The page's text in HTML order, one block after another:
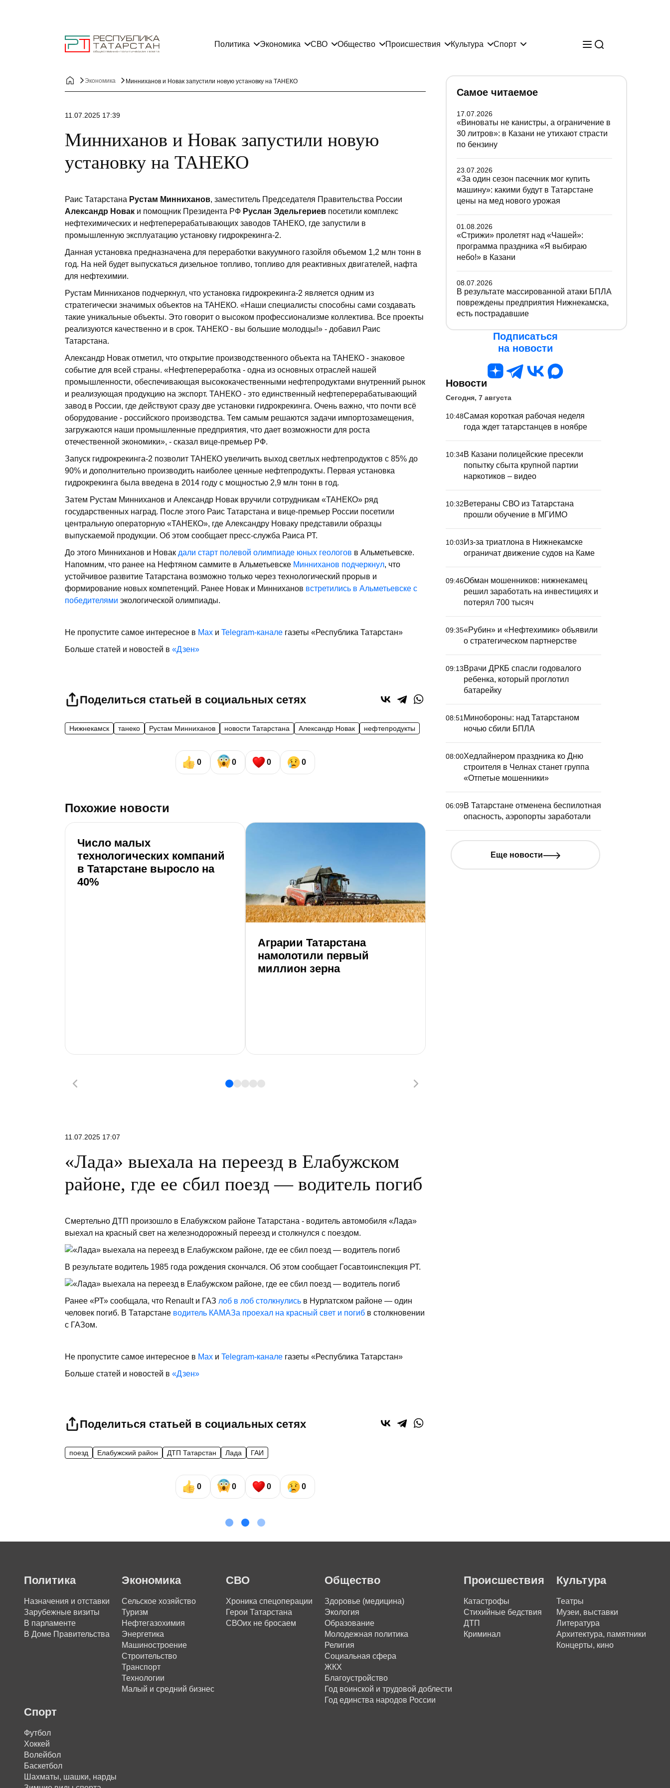
Политика Экономика СВО Общество Происшествия Культура Спорт
Экономика Минниханов и Новак запустили новую установку на ТАНЕКО
11.07.2025 17:39
Минниханов и Новак запустили новую
установку на ТАНЕКО
Раис Татарстана Рустам Минниханов, заместитель Председателя Правительства России
Александр Новак и помощник Президента РФ Руслан Эдельгериев посетили комплекс
нефтехимических и нефтеперерабатывающих заводов ТАНЕКО, где запустили в
промышленную эксплуатацию установку гидрокрекинга-2.
Данная установка предназначена для переработки вакуумного газойля объемом 1,2 млн тонн в
год. На ней будет выпускаться дизельное топливо, топливо для реактивных двигателей, нафта
для нефтехимии.
Рустам Минниханов подчеркнул, что установка гидрокрекинга-2 является одним из
стратегически значимых объектов на ТАНЕКО. «Наши специалисты способны сами создавать
такие уникальные объекты. Это говорит о высоком профессионализме коллектива. Все проекты
реализуются качественно и в срок. ТАНЕКО - вы большие молодцы!» - добавил Раис
Татарстана.
Александр Новак отметил, что открытие производственного объекта на ТАНЕКО - знаковое
событие для всей страны. «Нефтепереработка - одна из основных отраслей нашей
промышленности, обеспечивающая высококачественными нефтепродуктами внутренний рынок
и реализующая продукцию на экспорт. ТАНЕКО - это единственный нефтеперерабатывающий
завод в России, где действуют сразу две установки гидрокрекинга. Очень важно, что почти всё
оборудование - российского производства. Тем самым решаются задачи импортозамещения,
загружаются наши промышленные предприятия, что дает возможности для роста
отечественной экономики», - сказал вице-премьер РФ.
Запуск гидрокрекинга-2 позволит ТАНЕКО увеличить выход светлых нефтепродуктов с 85% до
90% и дополнительно производить наиболее ценные нефтепродукты. Первая установка
гидрокрекинга была введена в 2014 году с мощностью 2,9 млн тонн в год.
Затем Рустам Минниханов и Александр Новак вручили сотрудникам «ТАНЕКО» ряд
государственных наград. После этого Раис Татарстана и вице-премьер России посетили
центральную операторную «ТАНЕКО», где Александру Новаку представили образцы
выпускаемой продукции. Об этом сообщает пресс-служба Раиса РТ.
До этого Минниханов и Новак дали старт полевой олимпиаде юных геологов в Альметьевске.
Напомним, что ранее на Нефтяном саммите в Альметьевске Минниханов подчеркнул, что
устойчивое развитие Татарстана возможно только через технологический прорыв и
формирование новых компетенций. Ранее Новак и Минниханов встретились в Альметьевске с
победителями экологической олимпиады.
Не пропустите самое интересное в Max и Telegram-канале газеты «Республика Татарстан»
Больше статей и новостей в «Дзен»
Поделиться статьей в социальных сетях
Нижнекамск танеко Рустам Минниханов новости Татарстана Александр Новак нефтепродукты
0 0 0 0
Похожие новости
Число малых
технологических компаний
в Татарстане выросло на
40%
Аграрии Татарстана
намолотили первый
миллион зерна
Для реконструкции дороги
в Тюлячинском районе
планируют изъять два
11.07.2025 17:07
«Лада» выехала на переезд в Елабужском
районе, где ее сбил поезд — водитель погиб
Смертельно ДТП произошло в Елабужском районе Татарстана - водитель автомобиля «Лада»
выехал на красный свет на железнодорожный переезд и столкнулся с поездом.
В результате водитель 1985 года рождения скончался. Об этом сообщает Госавтоинспекция РТ.
Ранее «РТ» сообщала, что Renault и ГАЗ лоб в лоб столкнулись в Нурлатском районе — один
человек погиб. В Татарстане водитель КАМАЗа проехал на красный свет и погиб в столкновении
с ГАЗом.
Не пропустите самое интересное в Max и Telegram-канале газеты «Республика Татарстан»
Больше статей и новостей в «Дзен»
Поделиться статьей в социальных сетях
поезд Елабужский район ДТП Татарстан Лада ГАИ
0 0 0 0
Самое читаемое
17.07.2026
«Виноваты не канистры, а ограничение в
30 литров»: в Казани не утихают страсти
по бензину
23.07.2026
«За один сезон пасечник мог купить
машину»: какими будут в Татарстане
цены на мед нового урожая
01.08.2026
«Стрижи» пролетят над «Чашей»:
программа праздника «Я выбираю
небо!» в Казани
08.07.2026
В результате массированной атаки БПЛА
повреждены предприятия Нижнекамска,
есть пострадавшие
Подписаться
на новости
Новости
Сегодня, 7 августа
10:48Самая короткая рабочая неделя
года ждет татарстанцев в ноябре
10:34В Казани полицейские пресекли
попытку сбыта крупной партии
наркотиков – видео
10:32Ветераны СВО из Татарстана
прошли обучение в МГИМО
10:03Из-за триатлона в Нижнекамске
ограничат движение судов на Каме
09:46Обман мошенников: нижнекамец
решил заработать на инвестициях и
потерял 700 тысяч
09:35«Рубин» и «Нефтехимик» объявили
о стратегическом партнерстве
09:13Врачи ДРКБ спасли годовалого
ребенка, который проглотил
батарейку
08:51 Минобороны: над Татарстаном
ночью сбили БПЛА
08:00Хедлайнером праздника ко Дню
строителя в Челнах станет группа
«Отпетые мошенники»
06:09В Татарстане отменена беспилотная
опасность, аэропорты заработали
Еще новости
Политика
Назначения и отставки
Зарубежные визиты
В парламенте
В Доме Правительства
Экономика
Сельское хозяйство
Туризм
Нефтегазохимия
Энергетика
Машиностроение
Строительство
Транспорт
Технологии
Малый и средний бизнес
СВО
Хроника спецоперации
Герои Татарстана
СВОих не бросаем
Общество
Здоровье (медицина)
Экология
Образование
Молодежная политика
Религия
Социальная сфера
ЖКХ
Благоустройство
Год воинской и трудовой доблести
Год единства народов России
Происшествия
Катастрофы
Стихийные бедствия
ДТП
Криминал
Культура
Театры
Музеи, выставки
Литература
Архитектура, памятники
Концерты, кино
Спорт
Футбол
Хоккей
Волейбол
Баскетбол
Шахматы, шашки, нарды